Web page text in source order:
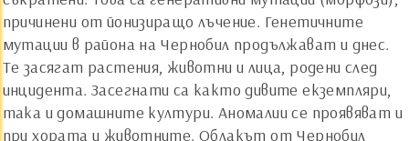
причинени от йонизиращо лъчение. Генетичните
мутации в района на Чернобил продължават и днес.
Те засягат растения, животни и лица, родени след
инцидента. Засегнати са както дивите екземпляри,
така и домашните култури. Аномалии се проявяват и
при хората и животните. Облакът от Чернобил